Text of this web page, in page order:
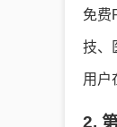
免费
技、
用户
2.